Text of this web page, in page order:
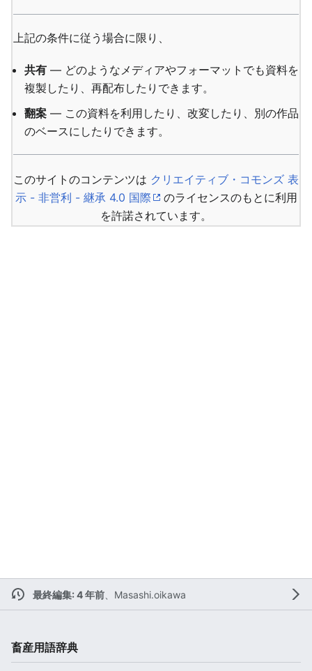
上記の条件に従う場合に限り、
共有 — どのようなメディアやフォーマットでも資料を
複製したり、再配布したりできます。
翻案 — この資料を利用したり、改変したり、別の作品
のベースにしたりできます。
このサイトのコンテンツは クリエイティブ・コモンズ 表
示 - 非営利 - 継承 4.0 国際
のライセンスのもとに利用
を許諾されています。
最終編集: 4 年前、 Masashi.oikawa
畜産用語辞典